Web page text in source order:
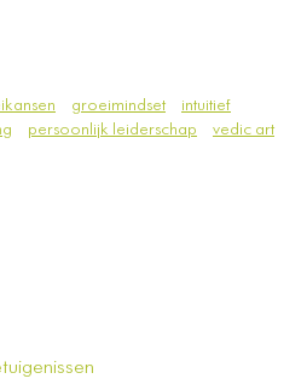
groeimindset
intuitief
persoonlijk leiderschap
vedic art